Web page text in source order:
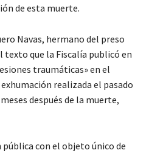
de esta muerte.
Navas, hermano del preso
que la Fiscalía publicó en
traumáticas» en el
realizada el pasado
después de la muerte,
con el objeto único de